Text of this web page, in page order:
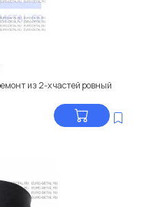
из 2-х частей ровный